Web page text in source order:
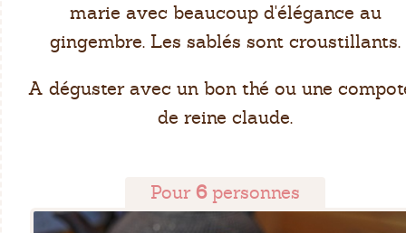
marie avec beaucoup d'élégance au
gingembre. Les sablés sont croustillants.
A déguster avec un bon thé ou une
de reine claude.
Pour 6personnes